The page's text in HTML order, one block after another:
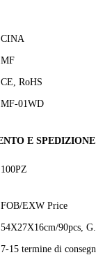
CINA
MF
CE, RoHS
MF-01WD
E SPEDIZIONE
100PZ
FOB/EXW Price
54X27X16cm/90pcs,
7-15 termine di